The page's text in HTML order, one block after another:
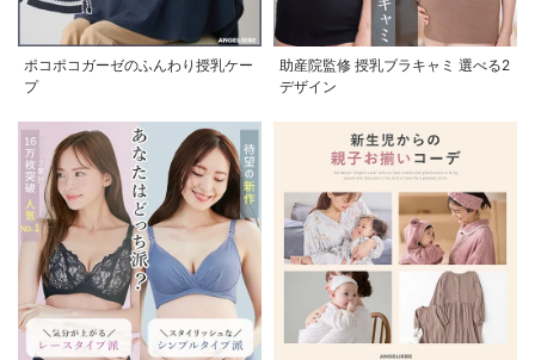
ポコポコガーゼのふんわり授乳ケー
プ
助産院監修 授乳ブラキャミ 選べる2
デザイン